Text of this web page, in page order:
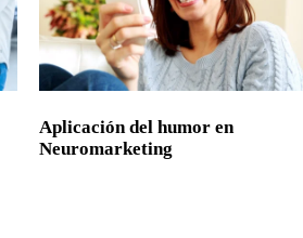
Aplicación del humor en
Neuromarketing